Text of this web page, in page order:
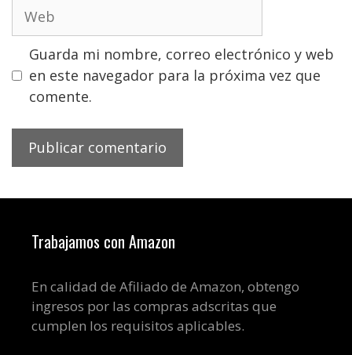
Guarda mi nombre, correo electrónico y web
en este navegador para la próxima vez que
comente.
Trabajamos con Amazon
En calidad de Afiliado de Amazon, obtengo
ingresos por las compras adscritas que
cumplen los requisitos aplicables.